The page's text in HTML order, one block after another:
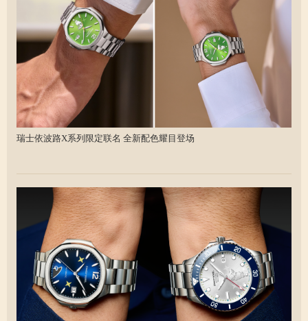
瑞士依波路X系列限定联名 全新配色耀目登场